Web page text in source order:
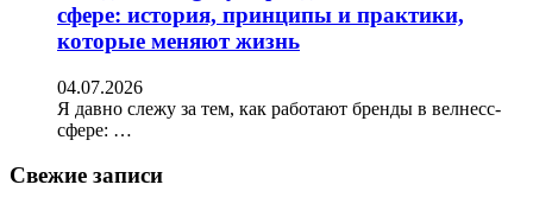
сфере: история, принципы и практики,
которые меняют жизнь
04.07.2026
Я давно слежу за тем, как работают бренды в велнесс-
сфере: …
Свежие записи